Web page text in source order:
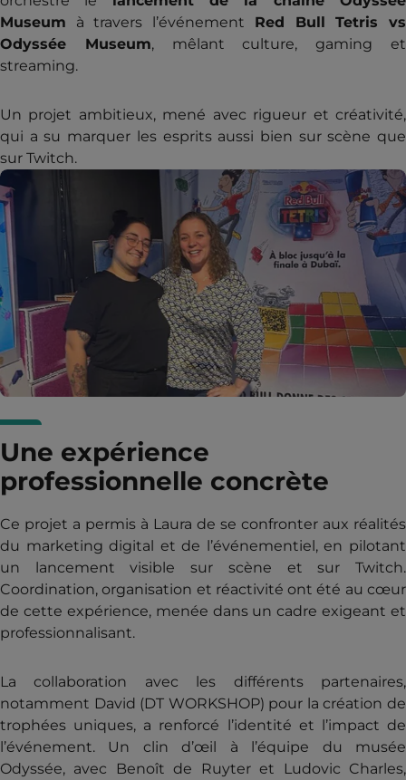
Museum à travers l’événement Red Bull Tetris vs
Odyssée Museum, mêlant culture, gaming et
streaming.
Un projet ambitieux, mené avec rigueur et créativité,
qui a su marquer les esprits aussi bien sur scène que
sur Twitch.
Une expérience
professionnelle concrète
Ce projet a permis à Laura de se confronter aux réalités
du marketing digital et de l’événementiel, en pilotant
un lancement visible sur scène et sur Twitch.
Coordination, organisation et réactivité ont été au cœur
de cette expérience, menée dans un cadre exigeant et
professionnalisant.
La collaboration avec les différents partenaires,
notamment David (DT WORKSHOP) pour la création de
trophées uniques, a renforcé l’identité et l’impact de
l’événement. Un clin d’œil à l’équipe du musée
Odyssée, avec Benoît de Ruyter et Ludovic Charles,